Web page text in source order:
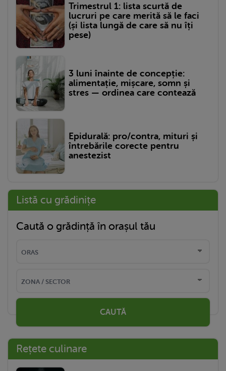
Trimestrul 1: lista scurtă de
lucruri pe care merită să le faci
(și lista lungă de care să nu îți
pese)
3 luni înainte de concepție:
alimentație, mișcare, somn și
stres — ordinea care contează
Epidurală: pro/contra, mituri și
întrebările corecte pentru
anestezist
Listă cu grădinițe
Caută o grădință în orașul tău
CAUTĂ
Rețete culinare